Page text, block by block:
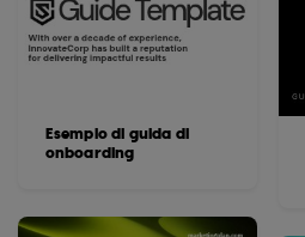
Esempio di guida di
onboarding